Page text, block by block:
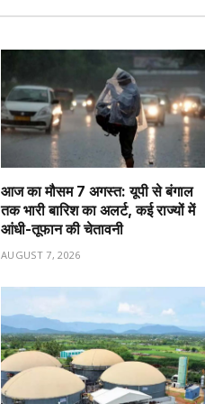
आज का मौसम 7 अगस्त: यूपी से बंगाल
तक भारी बारिश का अलर्ट, कई राज्यों में
आंधी-तूफान की चेतावनी
AUGUST 7, 2026